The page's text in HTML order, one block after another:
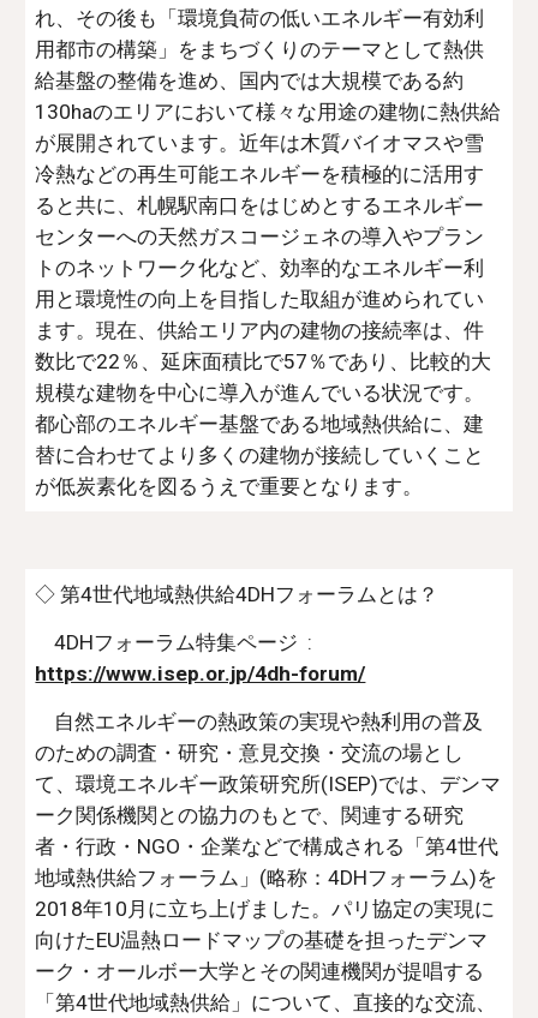
れ、その後も「環境負荷の低いエネルギー有効利
用都市の構築」をまちづくりのテーマとして熱供
給基盤の整備を進め、国内では大規模である約
130haのエリアにおいて様々な用途の建物に熱供給
が展開されています。近年は木質バイオマスや雪
冷熱などの再生可能エネルギーを積極的に活用す
ると共に、札幌駅南口をはじめとするエネルギー
センターへの天然ガスコージェネの導入やプラン
トのネットワーク化など、効率的なエネルギー利
用と環境性の向上を目指した取組が進められてい
ます。現在、供給エリア内の建物の接続率は、件
数比で22％、延床面積比で57％であり、比較的大
規模な建物を中心に導入が進んでいる状況です。
都心部のエネルギー基盤である地域熱供給に、建
替に合わせてより多くの建物が接続していくこと
が低炭素化を図るうえで重要となります。
◇ 第4世代地域熱供給4DHフォーラムとは？
4DHフォーラム特集ページ :
https://www.isep.or.jp/4dh-forum/
自然エネルギーの熱政策の実現や熱利用の普及
のための調査・研究・意見交換・交流の場とし
て、環境エネルギー政策研究所(ISEP)では、デンマ
ーク関係機関との協力のもとで、関連する研究
者・行政・NGO・企業などで構成される「第4世代
地域熱供給フォーラム」(略称：4DHフォーラム)を
2018年10月に立ち上げました。パリ協定の実現に
向けたEU温熱ロードマップの基礎を担ったデンマ
ーク・オールボー大学とその関連機関が提唱する
「第4世代地域熱供給」について、直接的な交流、